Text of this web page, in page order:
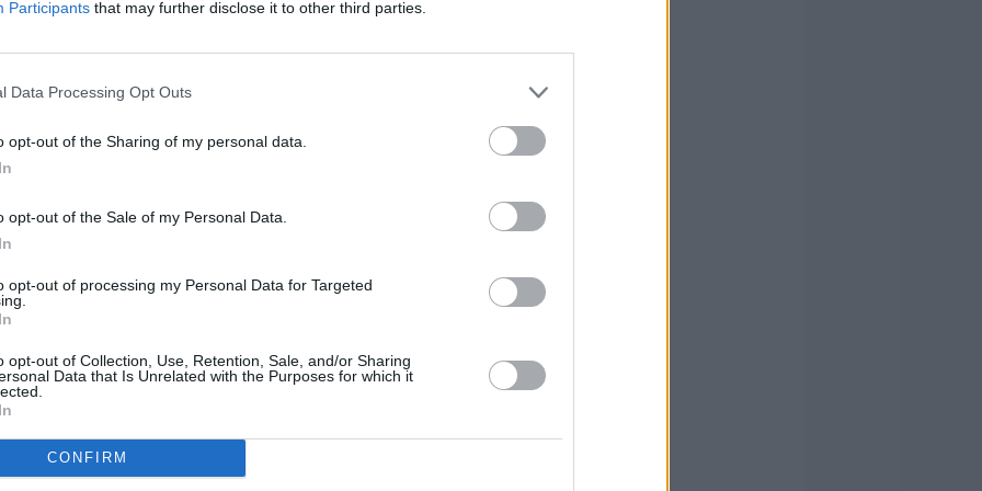
Participants that may further disclose it to other third parties.
Data Processing Opt Outs
opt-out of the Sharing of my personal data.
opt-out of the Sale of my Personal Data.
opt-out of processing my Personal Data for Targeted
opt-out of Collection, Use, Retention, Sale, and/or Sharing
Data that Is Unrelated with the Purposes for which it
CONFIRM
la calzada existente. El trazado se divide en tres
unos seiscientos metros, en la travesía de
un carril bici de 2,5 metros, junto al acerado
lo que se desplaza el eje de la carretera. La
metros y arcenes de cincuenta centímetros de
izquierdo y derecho de la vía. Se mantienen el
hasta el kilómetro, 5,050 no se ejecuta
se amplía la plataforma con el uso de unos
ya puso en servicio un carril bici entre Úbeda y
un paso elevado para salvar el cruce entre las